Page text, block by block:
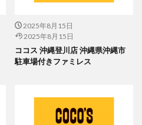
2025年8月15日
2025年8月15日
ココス 沖縄登川店 沖縄県沖縄市
駐車場付きファミレス